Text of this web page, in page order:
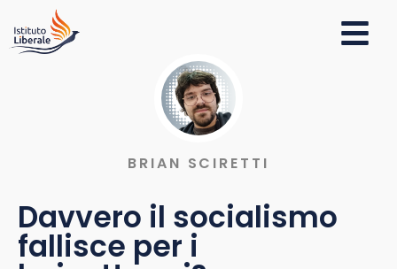
BRIAN SCIRETTI
Davvero il socialismo
fallisce per i